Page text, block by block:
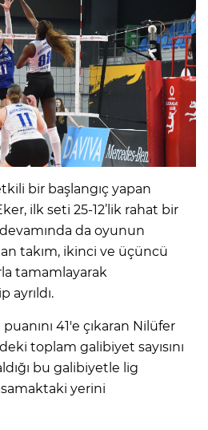
bir başlangıç yapan
ilk seti 25-12’lik rahat bir
da oyunun
takım, ikinci ve üçüncü
tamamlayarak
ayrıldı.
41'e çıkaran Nilüfer
toplam galibiyet sayısını
bu galibiyetle lig
yerini